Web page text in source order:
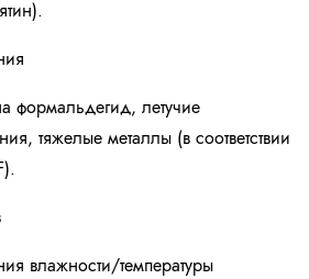
формальдегид, летучие
тяжелые металлы (в соответствии
влажности/температуры